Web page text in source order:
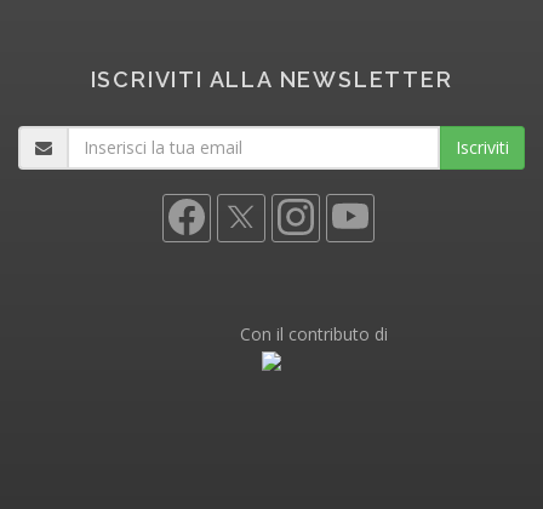
ISCRIVITI ALLA NEWSLETTER
Iscriviti
Con il contributo di